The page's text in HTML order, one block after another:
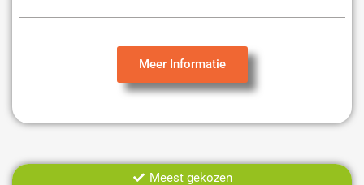
Meer Informatie
Meest gekozen